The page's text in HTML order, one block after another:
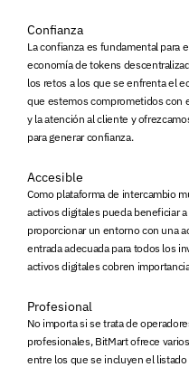
Confianza
La confianza es fundamental para
economía de tokens
los retos a los que se enfrenta el
que estemos comprometidos con
y la atención al cliente y
para generar confianza.
Accesible
Como plataforma de intercambio
activos digitales pueda beneficiar
proporcionar un entorno con una
entrada adecuada para todos los
activos digitales cobren
Profesional
No importa si se trata de
profesionales, BitMart ofrece
entre los que se incluyen el